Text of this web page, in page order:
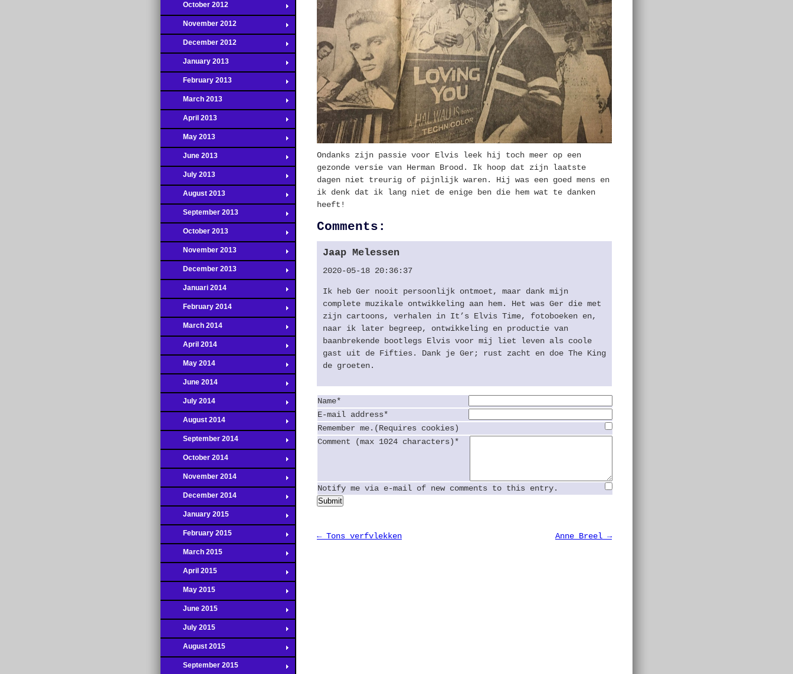
October 2012
November 2012
December 2012
January 2013
February 2013
March 2013
April 2013
May 2013
June 2013
July 2013
August 2013
September 2013
October 2013
November 2013
December 2013
Januari 2014
February 2014
March 2014
April 2014
May 2014
June 2014
July 2014
August 2014
September 2014
October 2014
November 2014
December 2014
January 2015
February 2015
March 2015
April 2015
May 2015
June 2015
July 2015
August 2015
September 2015
Ondanks zijn passie voor Elvis leek hij toch meer op een
gezonde versie van Herman Brood. Ik hoop dat zijn laatste
dagen niet treurig of pijnlijk waren. Hij was een goed mens en
ik denk dat ik lang niet de enige ben die hem wat te danken
heeft!
Comments:
Jaap Melessen
2020-05-18 20:36:37
Ik heb Ger nooit persoonlijk ontmoet, maar dank mijn
complete muzikale ontwikkeling aan hem. Het was Ger die met
zijn cartoons, verhalen in It’s Elvis Time, fotoboeken en,
naar ik later begreep, ontwikkeling en productie van
baanbrekende bootlegs Elvis voor mij liet leven als coole
gast uit de Fifties. Dank je Ger; rust zacht en doe The King
de groeten.
Name*
E-mail address*
Remember me.(Requires cookies)
Comment (max 1024 characters)*
Notify me via e-mail of new comments to this entry.
Submit
← Tons verfvlekken Anne Breel →